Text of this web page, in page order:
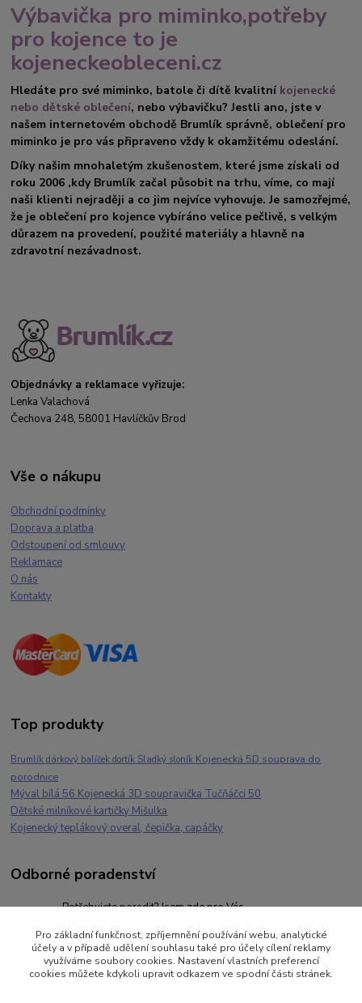
Výbavička pro miminko,potřeby
pro kojence to je
kojeneckeobleceni.cz
Hledáte pro své miminko, batole či dítě kvalitní kojenecké
nebo dětské oblečení, nebo výbavičku? Jestli ano, jste v
našem internetovém obchodě Brumlík správně, oblečení pro
miminko je pro vás připraveno vždy k okamžitému odeslání.
Díky našim mnohaletým zkušenostem, které jsme získali od
roku 2006 ,kdy Brumlík začal působit na trhu, víme, co mají
naši klienti nejraději a co jim nejvíce vyhovuje. Je samozřejmé,
že je oblečení pro kojence vybíráno velice pečlivě, s velkým
důrazem na provedení, použité materiály a hlavně na
zdravotní nezávadnost.
Objednávky a reklamace vyřizuje:
Lenka Valachová
Čechova 248, 58001 Havlíčkův Brod
Vše o nákupu
Obchodní podmínky
Doprava a platba
Odstoupení od smlouvy
Reklamace
O nás
Kontakty
Top produkty
Brumlík dárkový balíček dortík Sladký sloník Kojenecká 5D souprava do
porodnice
Mýval bílá 56 Kojenecká 3D soupravička Tučňáčci 50
Dětské milníkové kartičky Mišulka
Kojenecký teplákový overal, čepička, capáčky
Odborné poradenství
Potřebujete poradit? Jsem zde pro Vás
po-pá 6-18 hod
brumlik@kojeneckeobleceni.cz
Pro základní funkčnost, zpříjemnění používání webu, analytické
účely a v případě udělení souhlasu také pro účely cílení reklamy
využíváme soubory cookies. Nastavení vlastních preferencí
cookies můžete kdykoli upravit odkazem ve spodní části stránek.